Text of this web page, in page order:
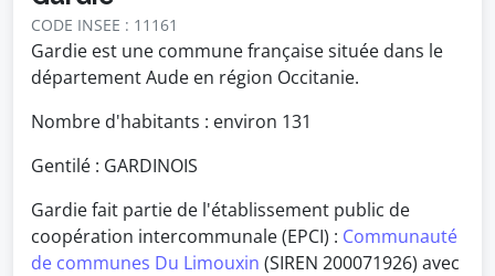
CODE INSEE : 11161
Gardie est une commune française située dans le
département Aude en région Occitanie.
Nombre d'habitants : environ 131
Gentilé : GARDINOIS
Gardie fait partie de l'établissement public de
coopération intercommunale (EPCI) : Communauté
de communes Du Limouxin (SIREN 200071926) avec